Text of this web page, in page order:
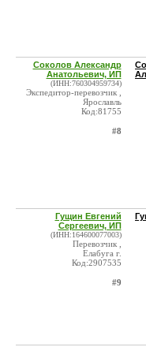
Соколов Александр
Анатольевич, ИП
(ИНН:760304959734)
Экспедитор-перевозчик ,
Ярославль
Код:81755
#8
Гущин Евгений
Сергеевич, ИП
(ИНН:164600077003)
Перевозчик ,
Елабуга г.
Код:2907535
#9